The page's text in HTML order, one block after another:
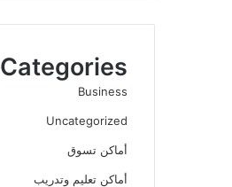
Categories
Business
Uncategorized
أماكن تسوق
أماكن تعليم وتدريب